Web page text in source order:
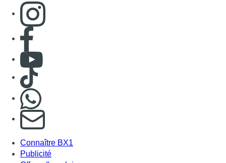
Connaître BX1
Publicité
Offres d'emploi
Contact
Mentions légales
Politique de cookies (UE)
Gérer les cookies